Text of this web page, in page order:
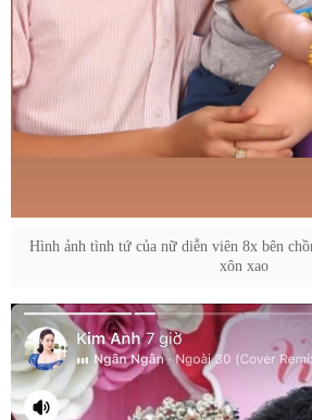
Hình ảnh tình tứ của nữ diễn viên 8x bên
xôn xao